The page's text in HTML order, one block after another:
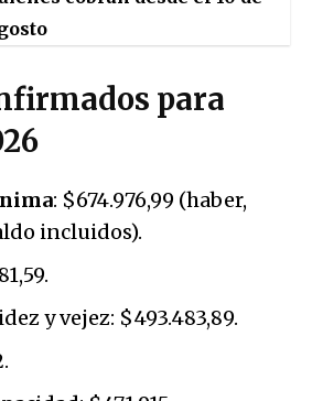
para
: $674.976,99 (haber,
incluidos).
y vejez: $493.483,89.